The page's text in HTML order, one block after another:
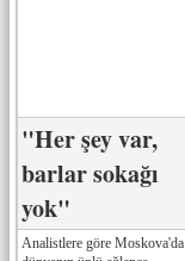
"Her şey var,
barlar sokağı
yok"
Analistlere göre Moskova'da